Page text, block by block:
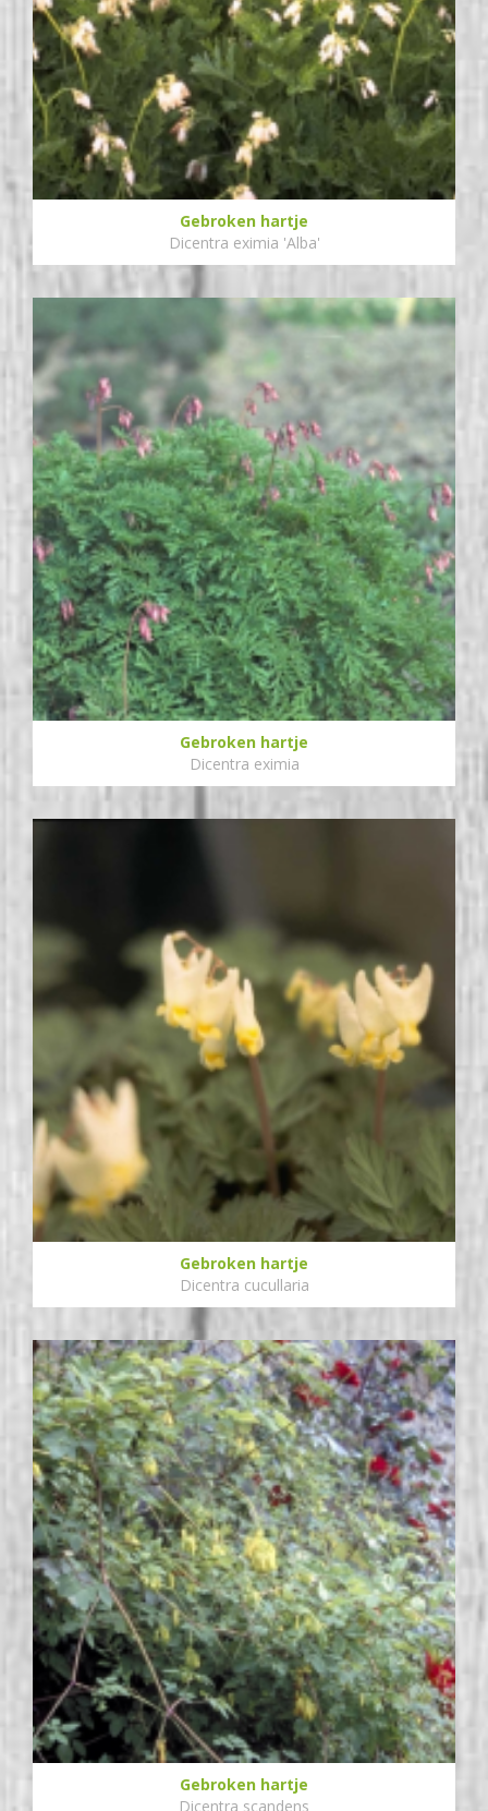
Gebroken hartje
Dicentra eximia 'Alba'
Gebroken hartje
Dicentra eximia
Gebroken hartje
Dicentra cucullaria
Gebroken hartje
Dicentra scandens